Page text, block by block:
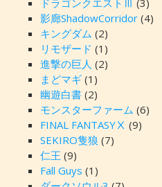
ドラゴンクエストⅢ (3)
影廊ShadowCorridor(4)
キングダム (2)
リモザード (1)
進撃の巨人 (2)
まどマギ(1)
幽遊白書(2)
モンスターファーム (6)
FINAL FANTASYⅩ (9)
SEKIRO隻狼 (7)
仁王 (9)
Fall Guys (1)